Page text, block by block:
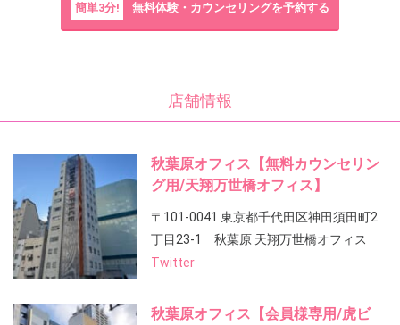
簡単3分! 無料体験・カウンセリングを予約する
店舗情報
秋葉原オフィス【無料カウンセリン
グ用/天翔万世橋オフィス】
〒101-0041 東京都千代田区神田須田町2
丁目23-1 秋葉原 天翔万世橋オフィス
Twitter
秋葉原オフィス【会員様専用/虎ビ